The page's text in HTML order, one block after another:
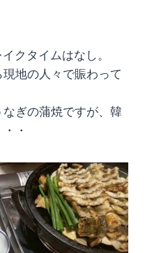
クタイムはなし。
地の人々で賑わって
ぎの蒲焼ですが、韓
・